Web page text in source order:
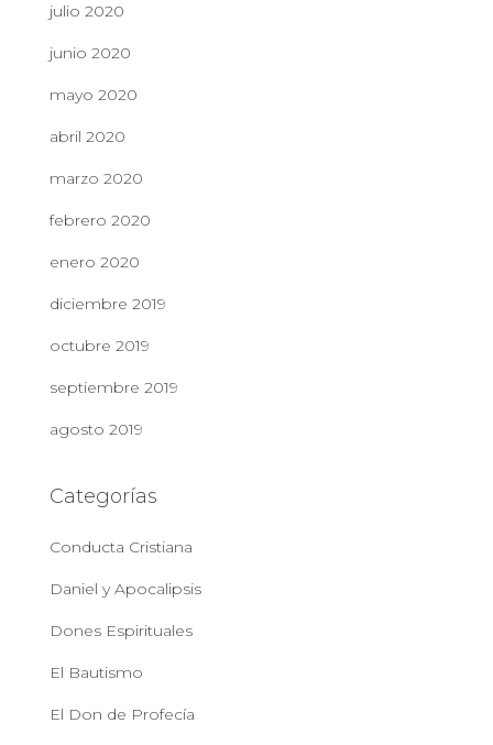
julio 2020
junio 2020
mayo 2020
abril 2020
marzo 2020
febrero 2020
enero 2020
diciembre 2019
octubre 2019
septiembre 2019
agosto 2019
Categorías
Conducta Cristiana
Daniel y Apocalipsis
Dones Espirituales
El Bautismo
El Don de Profecía